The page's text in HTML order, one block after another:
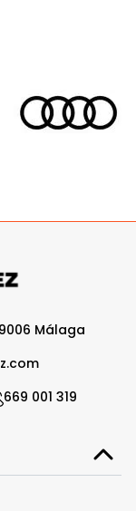
Málaga
669 001 319